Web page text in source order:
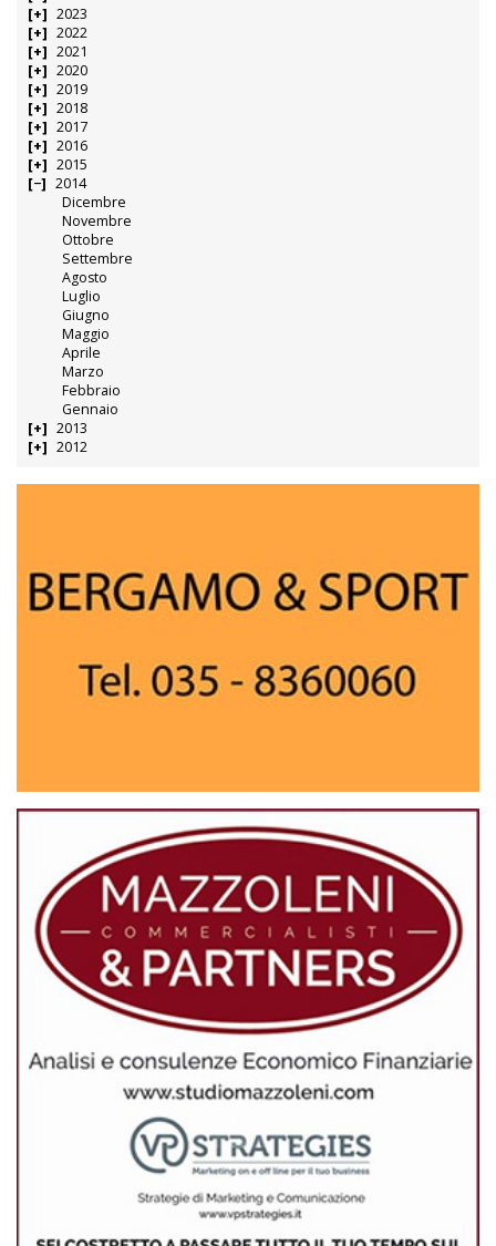
2023
2022
2021
2020
2019
2018
2017
2016
2015
2014
Dicembre
Novembre
Ottobre
Settembre
Agosto
Luglio
Giugno
Maggio
Aprile
Marzo
Febbraio
Gennaio
2013
2012